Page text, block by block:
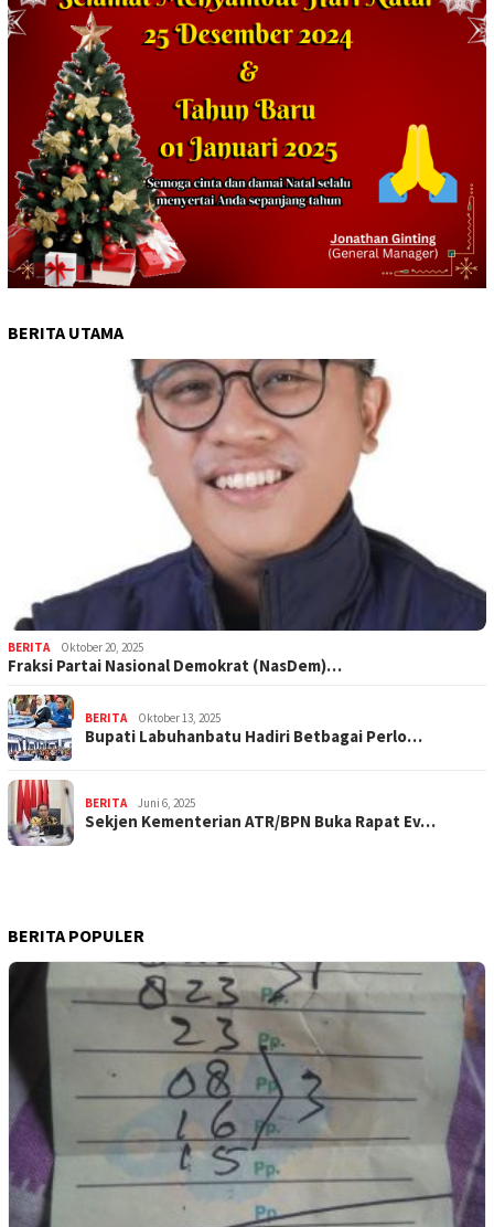
BERITA UTAMA
BERITA Oktober 20, 2025
Fraksi Partai Nasional Demokrat (NasDem)…
BERITA Oktober 13, 2025
Bupati Labuhanbatu Hadiri Betbagai Perlo…
BERITA Juni 6, 2025
Sekjen Kementerian ATR/BPN Buka Rapat Ev…
BERITA POPULER